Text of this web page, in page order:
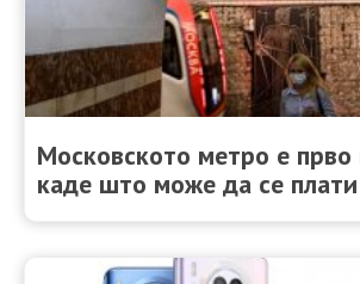
Московското метро е прво
каде што може да се плати